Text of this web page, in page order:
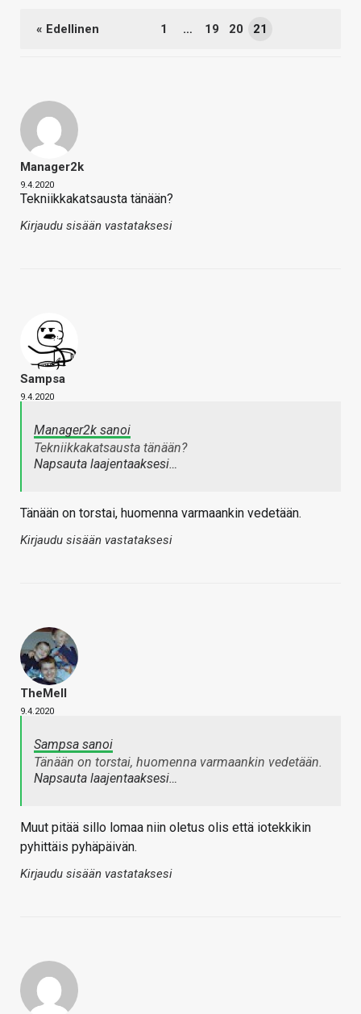
« Edellinen 1 … 19 20 21
Manager2k
9.4.2020
Tekniikkakatsausta tänään?
Kirjaudu sisään vastataksesi
Sampsa
9.4.2020
Manager2k sanoi
Tekniikkakatsausta tänään?
Napsauta laajentaaksesi…
Tänään on torstai, huomenna varmaankin vedetään.
Kirjaudu sisään vastataksesi
TheMeII
9.4.2020
Sampsa sanoi
Tänään on torstai, huomenna varmaankin vedetään.
Napsauta laajentaaksesi…
Muut pitää sillo lomaa niin oletus olis että iotekkikin
pyhittäis pyhäpäivän.
Kirjaudu sisään vastataksesi